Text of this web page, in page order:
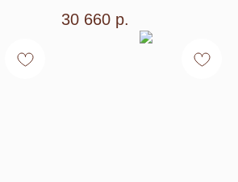
30 660 р.